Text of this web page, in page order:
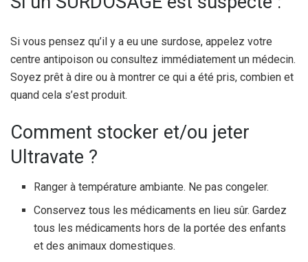
Si vous pensez qu’il y a eu une surdose, appelez votre
centre antipoison ou consultez immédiatement un médecin.
Soyez prêt à dire ou à montrer ce qui a été pris, combien et
quand cela s’est produit.
Comment stocker et/ou jeter
Ultravate ?
Ranger à température ambiante. Ne pas congeler.
Conservez tous les médicaments en lieu sûr. Gardez
tous les médicaments hors de la portée des enfants
et des animaux domestiques.